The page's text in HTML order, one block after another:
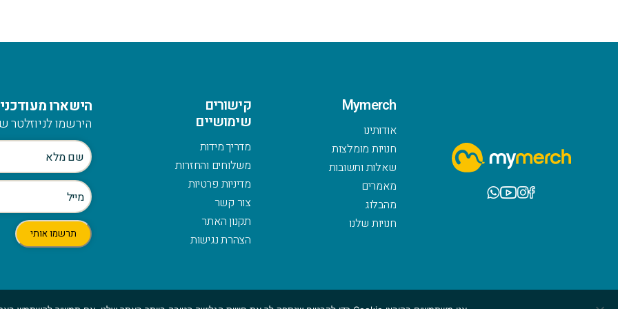
Mymerch
אודותינו
חנויות מומלצות
שאלות ותשובות
מאמרים
מהבלוג
חנויות שלנו
קישורים
שימושיים
מדריך מידות
משלוחים והחזרות
מדיניות פרטיות
צור קשר
תקנון האתר
הצהרת נגישות
הישארו
הירשמו לניוזלטר